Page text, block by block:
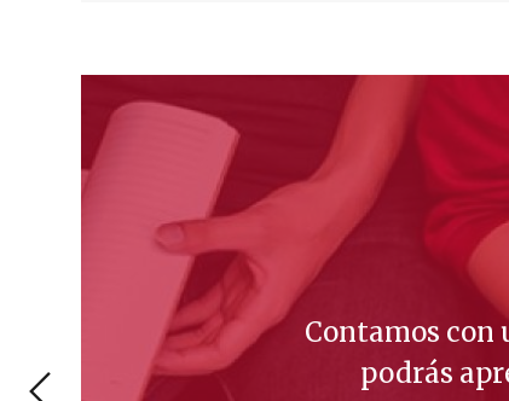
Contamos con
podrás